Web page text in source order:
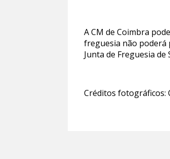
A CM de Coimbra
freguesia não poderá
Junta de Freguesia
Créditos fotográficos: